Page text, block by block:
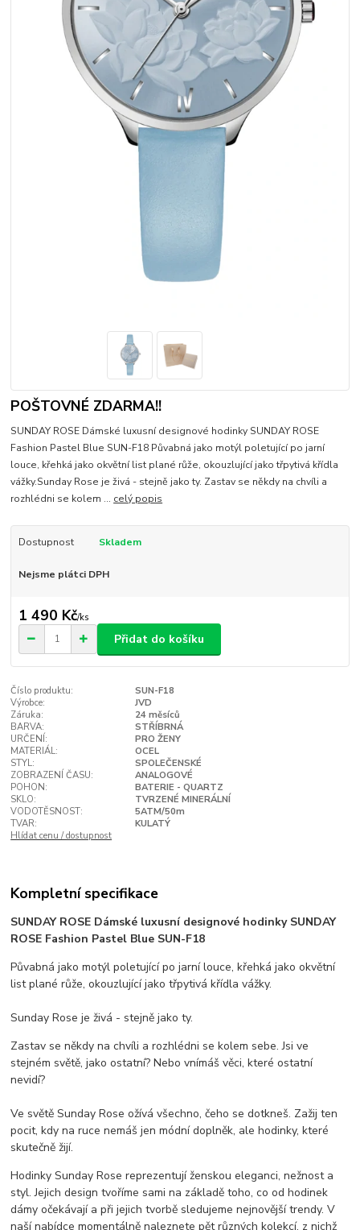
POŠTOVNÉ ZDARMA!!
SUNDAY ROSE Dámské luxusní designové hodinky SUNDAY ROSE
Fashion Pastel Blue SUN-F18 Půvabná jako motýl poletující po jarní
louce, křehká jako okvětní list plané růže, okouzlující jako třpytivá křídla
vážky.Sunday Rose je živá - stejně jako ty. Zastav se někdy na chvíli a
rozhlédni se kolem ... celý popis
Dostupnost Skladem
Nejsme plátci DPH
1 490 Kč/ks
Přidat do košíku
Číslo produktu:
SUN-F18
Výrobce:
JVD
Záruka:
24 měsíců
BARVA:
STŘÍBRNÁ
URČENÍ:
PRO ŽENY
MATERIÁL:
OCEL
STYL:
SPOLEČENSKÉ
ZOBRAZENÍ ČASU:
ANALOGOVÉ
POHON:
BATERIE - QUARTZ
SKLO:
TVRZENÉ MINERÁLNÍ
VODOTĚSNOST:
5ATM/50m
TVAR:
KULATÝ
Hlídat cenu / dostupnost
Kompletní specifikace
SUNDAY ROSE Dámské luxusní designové hodinky SUNDAY
ROSE Fashion Pastel Blue SUN-F18
Půvabná jako motýl poletující po jarní louce, křehká jako okvětní
list plané růže, okouzlující jako třpytivá křídla vážky.
Sunday Rose je živá - stejně jako ty.
Zastav se někdy na chvíli a rozhlédni se kolem sebe. Jsi ve
stejném světě, jako ostatní? Nebo vnímáš věci, které ostatní
nevidí?
Ve světě Sunday Rose ožívá všechno, čeho se dotkneš. Zažij ten
pocit, kdy na ruce nemáš jen módní doplněk, ale hodinky, které
skutečně žijí.
Hodinky Sunday Rose reprezentují ženskou eleganci, nežnost a
styl. Jejich design tvoříme sami na základě toho, co od hodinek
dámy očekávají a při jejich tvorbě sledujeme nejnovější trendy. V
naší nabídce momentálně naleznete pět různých kolekcí, z nichž